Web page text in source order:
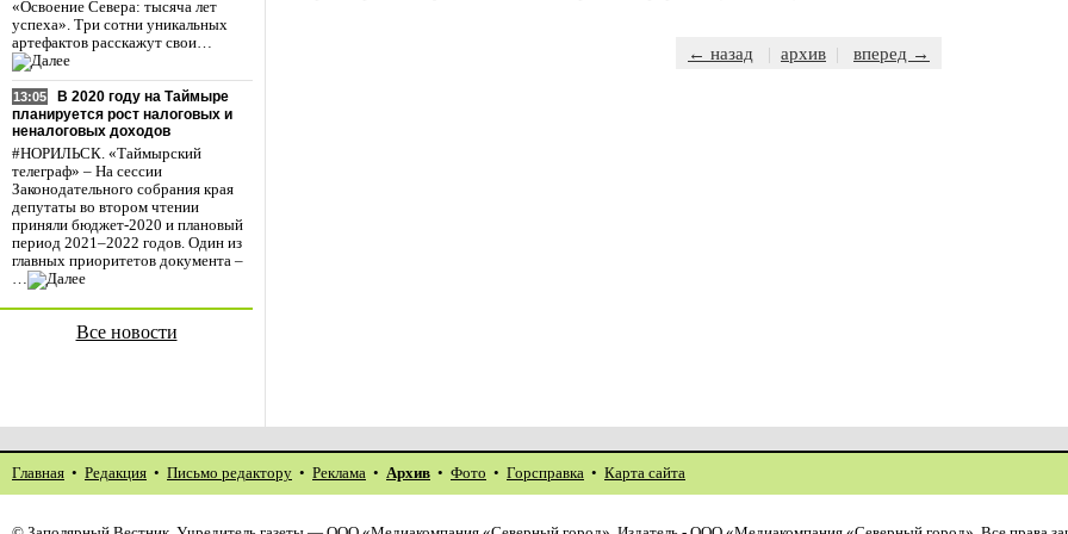
«Освоение Севера: тысяча лет
успеха». Три сотни уникальных
артефактов расскажут свои…
13:05
В 2020 году на Таймыре
планируется рост налоговых и
неналоговых доходов
#НОРИЛЬСК. «Таймырский
телеграф» – На сессии
Законодательного собрания края
депутаты во втором чтении
приняли бюджет-2020 и плановый
период 2021–2022 годов. Один из
главных приоритетов документа –
…
Все новости
← назад | архив | вперед →
Главная • Редакция • Письмо редактору • Реклама • Архив • Фото • Горсправка • Карта сайта